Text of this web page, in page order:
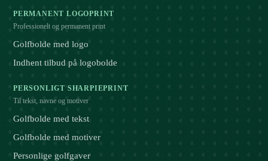
PERMANENT LOGOPRINT
Professionelt og permanent print
Golfbolde med logo
Indhent tilbud på logobolde
PERSONLIGT SHARPIEPRINT
Til tekst, navne og motiver
Golfbolde med tekst
Golfbolde med motiver
Personlige golfgaver